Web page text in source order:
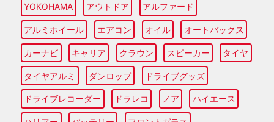
YOKOHAMA アウトドア アルファード
アルミホイール エアコン オイル オートバックス
カーナビ キャリア クラウン スピーカー タイヤ
タイヤアルミ ダンロップ ドライブグッズ
ドライブレコーダー ドラレコ ノア ハイエース